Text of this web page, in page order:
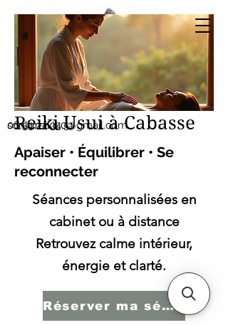
sonia.reiki50@gmail.com
06.59.22.34.51
Sonia SERBINI
Thérapeute soins
énergétiques Reiki Usui
Reiki Usui à Cabasse
Apaiser • Équilibrer • Se
reconnecter
Séances personnalisées en
cabinet ou à distance
Retrouvez calme intérieur,
énergie et clarté.
Réserver ma séance